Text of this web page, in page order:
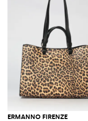
ERMANNO FIRENZE